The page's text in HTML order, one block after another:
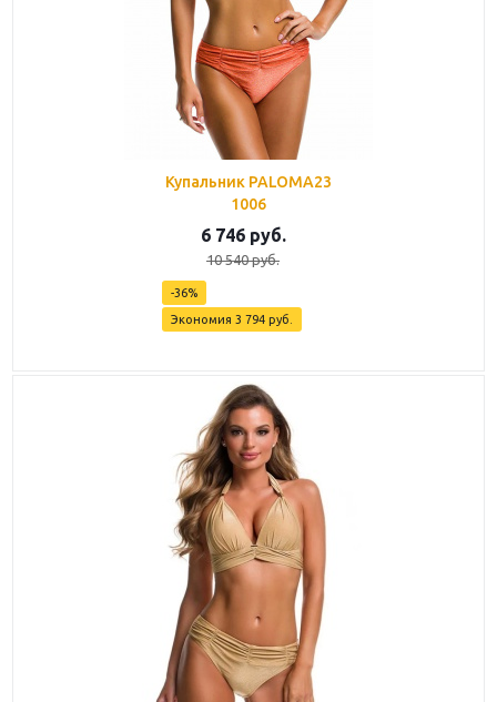
Купальник PALOMA23
1006
6 746руб.
10 540руб.
-36%
Экономия 3 794руб.